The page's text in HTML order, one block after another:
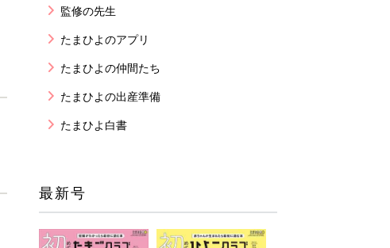
監修の先生
たまひよのアプリ
たまひよの仲間たち
たまひよの出産準備
たまひよ白書
最新号